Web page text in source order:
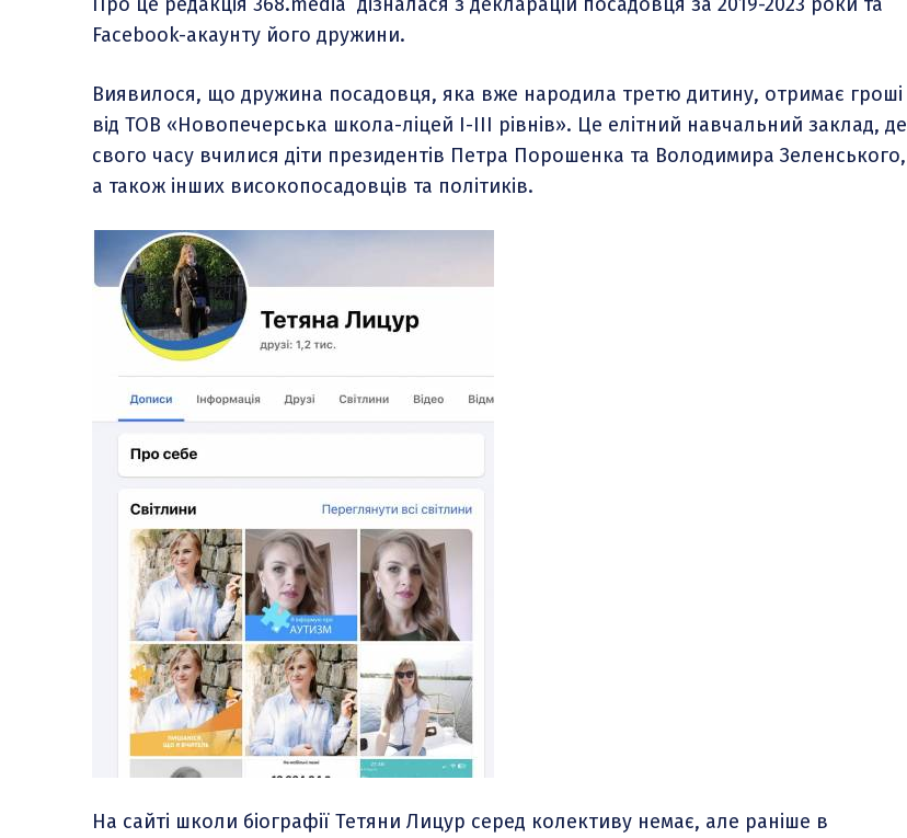
Facebook-акаунту його дружини.
Виявилося, що дружина посадовця, яка вже народила третю дитину, отримає гроші
від ТОВ «Новопечерська школа-ліцей I-III рівнів». Це елітний навчальний заклад, де
свого часу вчилися діти президентів Петра Порошенка та Володимира Зеленського,
а також інших високопосадовців та політиків.
На сайті школи біографії Тетяни Лицур серед колективу немає, але раніше в